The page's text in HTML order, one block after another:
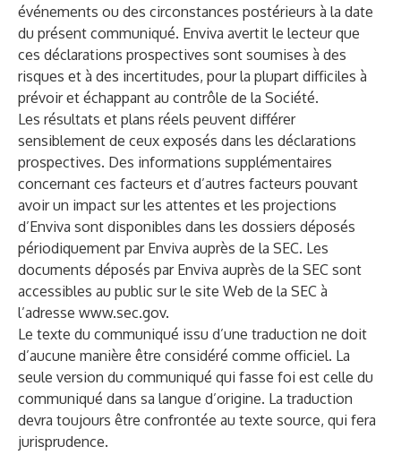
événements ou des circonstances postérieurs à la date
du présent communiqué. Enviva avertit le lecteur que
ces déclarations prospectives sont soumises à des
risques et à des incertitudes, pour la plupart difficiles à
prévoir et échappant au contrôle de la Société.
Les résultats et plans réels peuvent différer
sensiblement de ceux exposés dans les déclarations
prospectives. Des informations supplémentaires
concernant ces facteurs et d’autres facteurs pouvant
avoir un impact sur les attentes et les projections
d’Enviva sont disponibles dans les dossiers déposés
périodiquement par Enviva auprès de la SEC. Les
documents déposés par Enviva auprès de la SEC sont
accessibles au public sur le site Web de la SEC à
l’adresse www.sec.gov.
Le texte du communiqué issu d’une traduction ne doit
d’aucune manière être considéré comme officiel. La
seule version du communiqué qui fasse foi est celle du
communiqué dans sa langue d’origine. La traduction
devra toujours être confrontée au texte source, qui fera
jurisprudence.